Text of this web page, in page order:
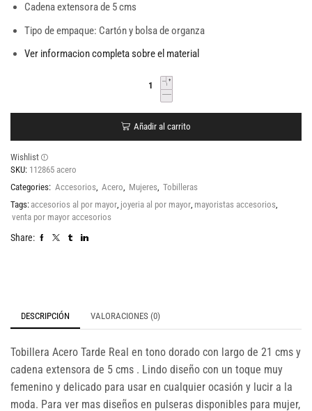
Cadena extensora de 5 cms
Tipo de empaque: Cartón y bolsa de organza
Ver informacion completa sobre el material
Añadir al carrito
Wishlist
SKU: 112865 acero
Categories: Accesorios Acero Mujeres Tobilleras
Tags: accesorios al por mayor joyeria al por mayor mayoristas accesorios
venta por mayor accesorios
Share:
DESCRIPCIÓN VALORACIONES (0)
Tobillera Acero Tarde Real en tono dorado con largo de 21 cms y
cadena extensora de 5 cms . Lindo diseño con un toque muy
femenino y delicado para usar en cualquier ocasión y lucir a la
moda. Para ver mas diseños en pulseras disponibles para mujer,